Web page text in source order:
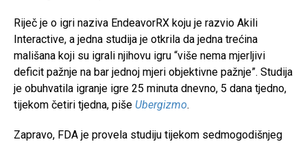
Riječ je o igri naziva EndeavorRX koju je razvio Akili
Interactive, a jedna studija je otkrila da jedna trećina
mališana koji su igrali njihovu igru “više nema mjerljivi
deficit pažnje na bar jednoj mjeri objektivne pažnje”. Studija
je obuhvatila igranje igre 25 minuta dnevno, 5 dana tjedno,
tijekom četiri tjedna, piše Ubergizmo.
Zapravo, FDA je provela studiju tijekom sedmogodišnjeg